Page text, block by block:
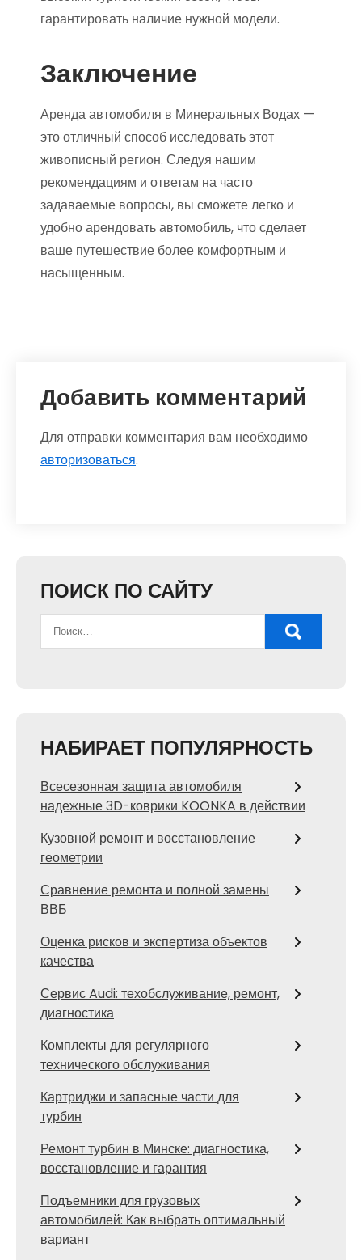
гарантировать наличие нужной модели.
Заключение
Аренда автомобиля в Минеральных Водах —
это отличный способ исследовать этот
живописный регион. Следуя нашим
рекомендациям и ответам на часто
задаваемые вопросы, вы сможете легко и
удобно арендовать автомобиль, что сделает
ваше путешествие более комфортным и
насыщенным.
Добавить комментарий
Для отправки комментария вам необходимо
авторизоваться.
ПОИСК ПО САЙТУ
НАБИРАЕТ ПОПУЛЯРНОСТЬ
Всесезонная защита автомобиля
надежные 3D-коврики KOONKA в действии
Кузовной ремонт и восстановление
геометрии
Сравнение ремонта и полной замены
ВВБ
Оценка рисков и экспертиза объектов
качества
Сервис Audi: техобслуживание, ремонт,
диагностика
Комплекты для регулярного
технического обслуживания
Картриджи и запасные части для
турбин
Ремонт турбин в Минске: диагностика,
восстановление и гарантия
Подъемники для грузовых
автомобилей: Как выбрать оптимальный
вариант